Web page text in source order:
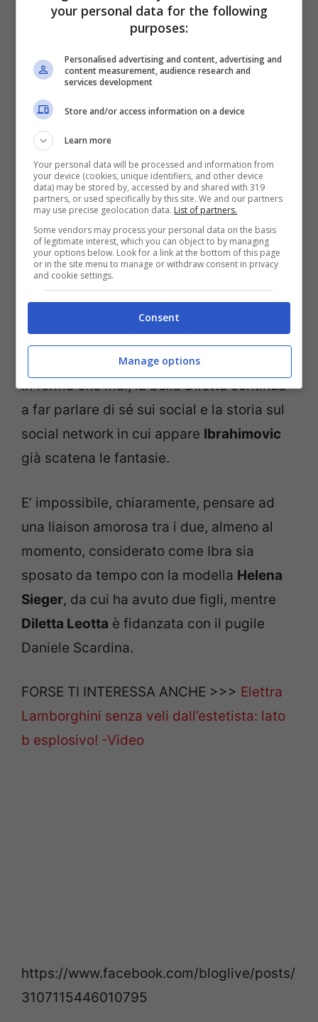
Diletta Leotta (Getty Images)
Losvedeseaveva giàpunzecchiato
Diletta Leotta su Instagram. E’ capitato
qualche giorno fa, in un momento di relax
della bella siciliana. Pausa che non era
sfuggita al bomber del Milan subito pronto
a redarguirla ed a “rimetterla a dritta”. Più
in forma che mai, la bella Diletta continua
a far parlare di sé sui social e la storia sul
social network in cui appare Ibrahimovic
già scatena le fantasie.
E’ impossibile, chiaramente, pensare ad
una liaison amorosa tra i due, almeno al
momento, considerato come Ibra sia
sposato da tempo con la modella Helena
Sieger, da cui ha avuto due figli, mentre
Diletta Leotta è fidanzata con il pugile
Daniele Scardina.
FORSE TI INTERESSA ANCHE >>> Elettra
Lamborghini senza veli dall’estetista: lato
b esplosivo! -Video
https://www.facebook.com/bloglive/posts/
3107115446010795
your personal data for the following
purposes:
Personalised advertising and content, advertising and
content measurement, audience research and
services development
Store and/or access information on a device
Learn more
Your personal data will be processed and information from
your device (cookies, unique identifiers, and other device
data) may be stored by, accessed by and shared with 319
partners, or used specifically by this site. We and our partners
may use precise geolocation data. List of partners.
Some vendors may process your personal data on the basis
of legitimate interest, which you can object to by managing
your options below. Look for a link at the bottom of this page
or in the site menu to manage or withdraw consent in privacy
and cookie settings.
Consent
Manage options